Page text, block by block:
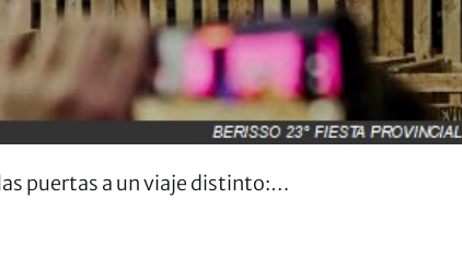
puertas a un viaje distinto:…